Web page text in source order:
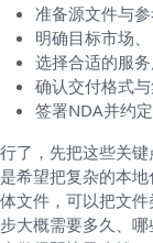
准备源文件与
明确目标市场
选择合适的服
确认交付格式与
签署NDA并约
行了，先把这些关
是希望把复杂的本
体文件，可以把文
步大概需要多久、